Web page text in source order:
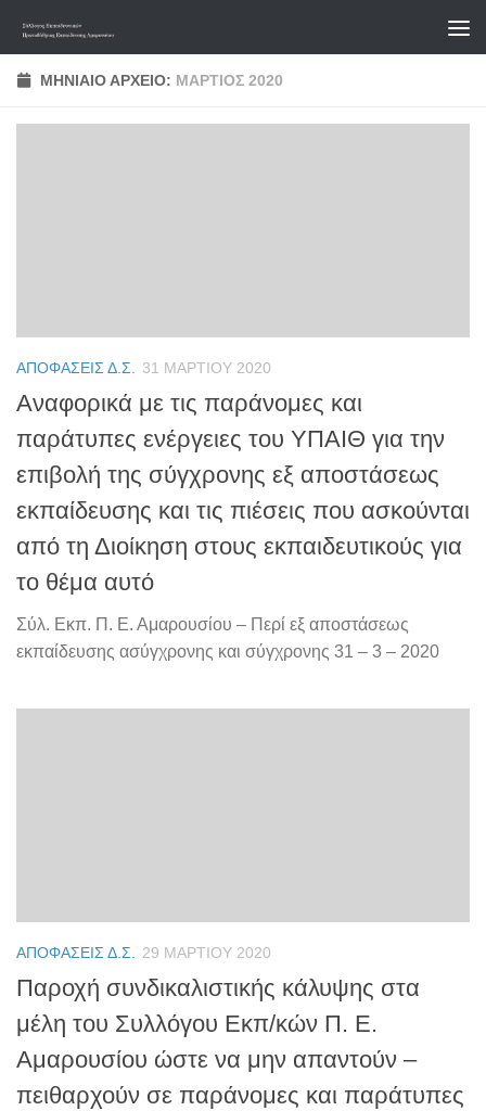
Skip to content
ΜΗΝΙΑΊΟ ΑΡΧΕΊΟ: ΜΆΡΤΙΟΣ 2020
ΑΠΟΦΆΣΕΙΣ Δ.Σ. 31 ΜΑΡΤΊΟΥ 2020
Αναφορικά με τις παράνομες και
παράτυπες ενέργειες του ΥΠΑΙΘ για την
επιβολή της σύγχρονης εξ αποστάσεως
εκπαίδευσης και τις πιέσεις που ασκούνται
από τη Διοίκηση στους εκπαιδευτικούς για
το θέμα αυτό
Σύλ. Εκπ. Π. Ε. Αμαρουσίου – Περί εξ αποστάσεως
εκπαίδευσης ασύγχρονης και σύγχρονης 31 – 3 – 2020
ΑΠΟΦΆΣΕΙΣ Δ.Σ. 29 ΜΑΡΤΊΟΥ 2020
Παροχή συνδικαλιστικής κάλυψης στα
μέλη του Συλλόγου Εκπ/κών Π. Ε.
Αμαρουσίου ώστε να μην απαντούν –
πειθαρχούν σε παράνομες και παράτυπες